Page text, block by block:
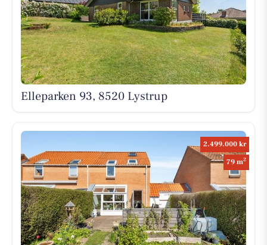
Elleparken 93, 8520 Lystrup
2.499.000 kr
79 m2